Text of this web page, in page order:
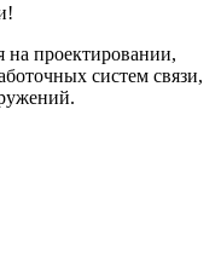
на проектировании,
систем связи,